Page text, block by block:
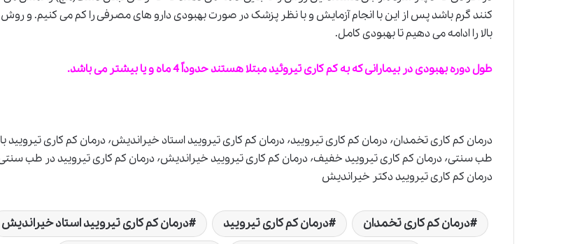
کنند گرم باشد پس از این با انجام آزمایش و با نظر پزشک در صورت بهبودی دارو های مصرفی را کم می کنیم. و روش
بالا را ادامه می دهیم تا بهبودی کامل.
طول دوره بهبودی در بیمارانی که به کم کاری تیروئید مبتلا هستند حدوداً 4 ماه و یا بیشتر می باشد.
درمان کم کاری تخمدان٬ درمان کم کاری تیرویید٬ درمان کم کاری تیرویید استاد خیراندیش٬ درمان کم کاری تیرویید با
درمان کم کاری تیرویید دکتر خیراندیش
درمان کم کاری تخمدان درمان کم کاری تیرویید
درمان کم کاری تیرویید استاد خیراندیش